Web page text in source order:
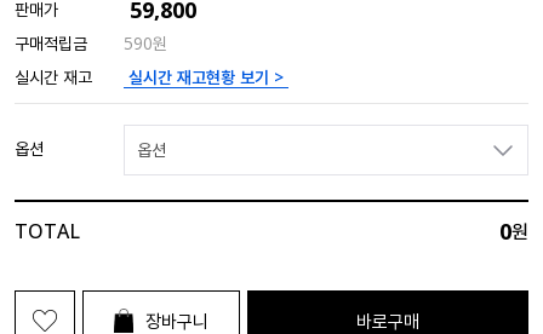
판매가 59,800
구매적립금
590원
실시간 재고
실시간 재고현황 보기 >
옵션 옵션
TOTAL 0원
장바구니 바로구매